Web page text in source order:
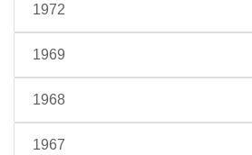
1972
1969
1968
1967